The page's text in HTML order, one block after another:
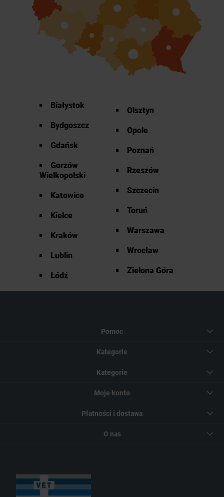
Białystok
Bydgoszcz
Gdańsk
Gorzów
Wielkopolski
Katowice
Kielce
Kraków
Lublin
Łódź
Olsztyn
Opole
Poznań
Rzeszów
Szczecin
Toruń
Warszawa
Wrocław
Zielona Góra
Pomoc
Kategorie
Kategorie
Moje konto
Płatności i dostawa
O nas